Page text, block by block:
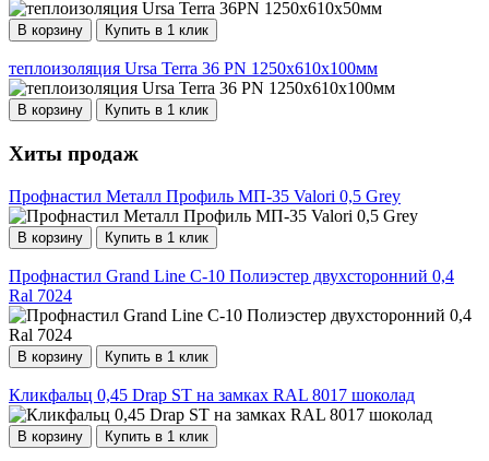
В корзину Купить в 1 клик
теплоизоляция Ursa Terra 36 PN 1250х610х100мм
В корзину Купить в 1 клик
Хиты продаж
Профнастил Металл Профиль МП-35 Valori 0,5 Grey
В корзину Купить в 1 клик
Профнастил Grand Line С-10 Полиэстер двухсторонний 0,4
Ral 7024
В корзину Купить в 1 клик
Кликфальц 0,45 Drap ST на замках RAL 8017 шоколад
В корзину Купить в 1 клик